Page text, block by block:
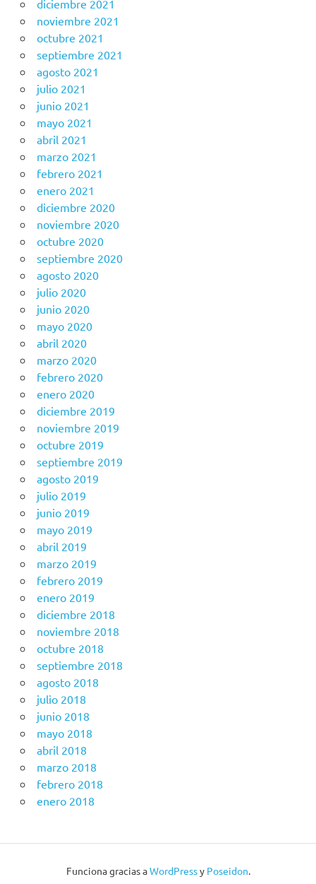
diciembre 2021
noviembre 2021
octubre 2021
septiembre 2021
agosto 2021
julio 2021
junio 2021
mayo 2021
abril 2021
marzo 2021
febrero 2021
enero 2021
diciembre 2020
noviembre 2020
octubre 2020
septiembre 2020
agosto 2020
julio 2020
junio 2020
mayo 2020
abril 2020
marzo 2020
febrero 2020
enero 2020
diciembre 2019
noviembre 2019
octubre 2019
septiembre 2019
agosto 2019
julio 2019
junio 2019
mayo 2019
abril 2019
marzo 2019
febrero 2019
enero 2019
diciembre 2018
noviembre 2018
octubre 2018
septiembre 2018
agosto 2018
julio 2018
junio 2018
mayo 2018
abril 2018
marzo 2018
febrero 2018
enero 2018
Funciona gracias aWordPressy Poseidon.